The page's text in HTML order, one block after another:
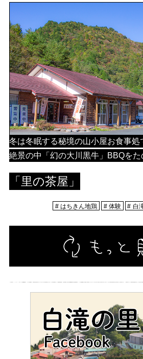
冬は冬眠する秘境の山小屋お食事処
絶景の中「幻の大川黒牛」BBQをた
「里の茶屋」
はちきん地鶏 体験 白